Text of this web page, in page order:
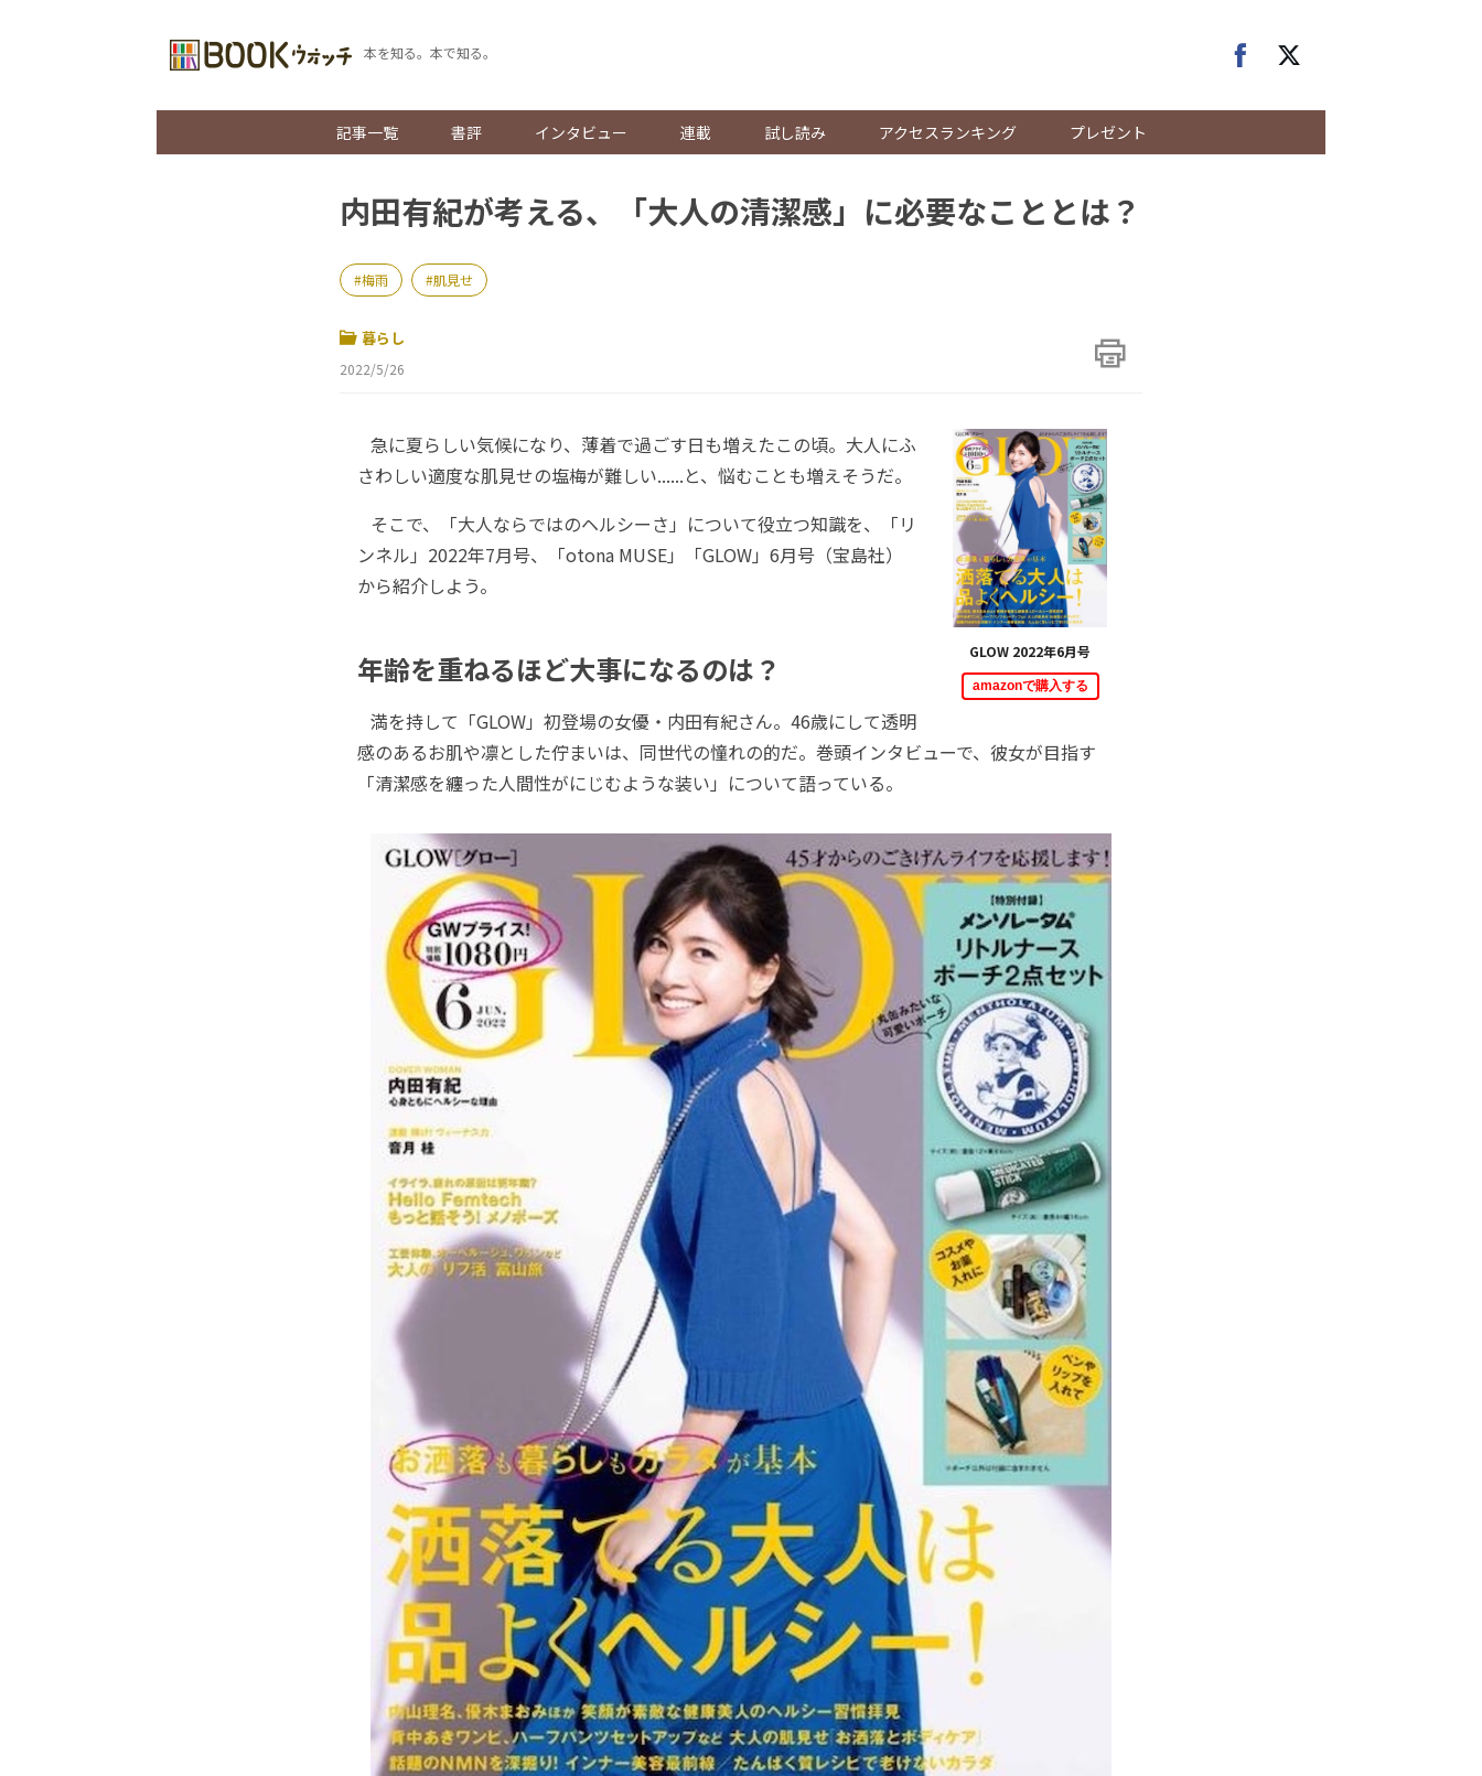
本を知る。本で知る。
記事一覧 書評 インタビュー 連載 試し読み アクセスランキング プレゼント
内田有紀が考える、「大人の清潔感」に必要なこととは？
梅雨 肌見せ
暮らし
2022/5/26
GLOW 2022年6月号
amazonで購入する
急に夏らしい気候になり、薄着で過ごす日も増えたこの頃。大人にふ
さわしい適度な肌見せの塩梅が難しい......と、悩むことも増えそうだ。
そこで、「大人ならではのヘルシーさ」について役立つ知識を、「リ
ンネル」2022年7月号、「otona MUSE」「GLOW」6月号（宝島社）
から紹介しよう。
年齢を重ねるほど大事になるのは？
満を持して「GLOW」初登場の女優・内田有紀さん。46歳にして透明
感のあるお肌や凛とした佇まいは、同世代の憧れの的だ。巻頭インタビューで、彼女が目指す
「清潔感を纏った人間性がにじむような装い」について語っている。